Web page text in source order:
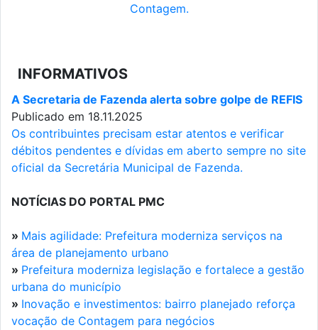
Contagem.
INFORMATIVOS
A Secretaria de Fazenda alerta sobre golpe de REFIS
Publicado em 18.11.2025
Os contribuintes precisam estar atentos e verificar
débitos pendentes e dívidas em aberto sempre no site
oficial da Secretária Municipal de Fazenda.
NOTÍCIAS DO PORTAL PMC
» Mais agilidade: Prefeitura moderniza serviços na
área de planejamento urbano
» Prefeitura moderniza legislação e fortalece a gestão
urbana do município
» Inovação e investimentos: bairro planejado reforça
vocação de Contagem para negócios